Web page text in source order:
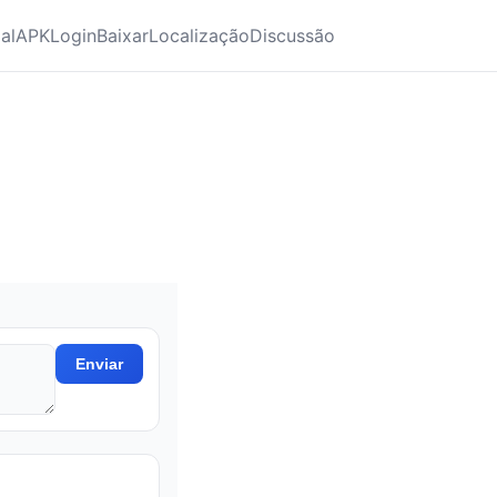
APKLoginBaixarLocalizaçãoDiscussão
Enviar